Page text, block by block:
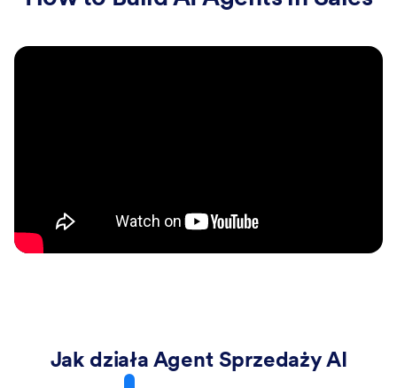
Jak działa Agent Sprzedaży AI